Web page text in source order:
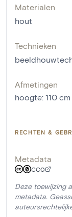
Materialen
hout
Technieken
Afmetingen
hoogte: 110 cm
RECHTEN &
Metadata
CC0
Deze toewijzing
metadata.